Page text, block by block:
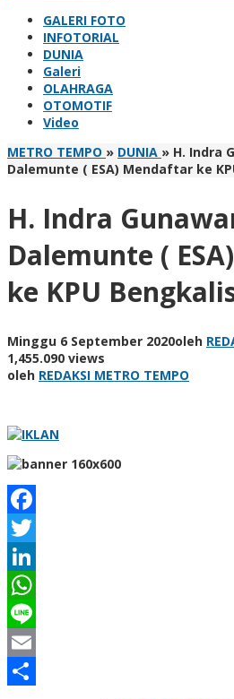
GALERI FOTO
INFOTORIAL
DUNIA
Galeri
OLAHRAGA
OTOMOTIF
Video
METRO TEMPO » DUNIA » H. Indra
Dalemunte ( ESA) Mendaftar ke
H. Indra
Dalemunte (
ke KPU
Minggu 6 September 2020oleh
1,455.090 views
oleh REDAKSI METRO TEMPO
Facebook
Twitter
LinkedIn
WhatsApp
Line
Email